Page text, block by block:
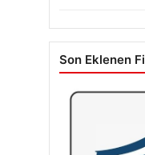
Son Eklenen